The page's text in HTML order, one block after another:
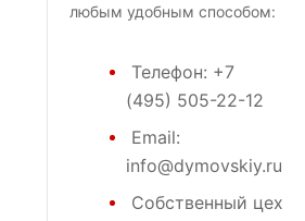
любым удобным способом:
Телефон: +7
(495) 505-22-12
Email:
info@dymovskiy.ru
Собственный цех